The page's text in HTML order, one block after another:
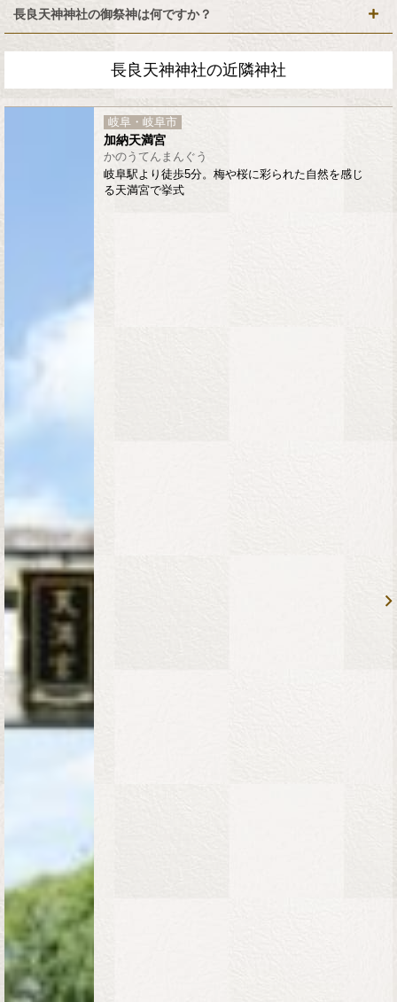
長良天神神社の御祭神は何ですか？
長良天神神社の近隣神社
岐阜・岐阜市
加納天満宮
かのうてんまんぐう
岐阜駅より徒歩5分。梅や桜に彩られた自然を感じ
る天満宮で挙式